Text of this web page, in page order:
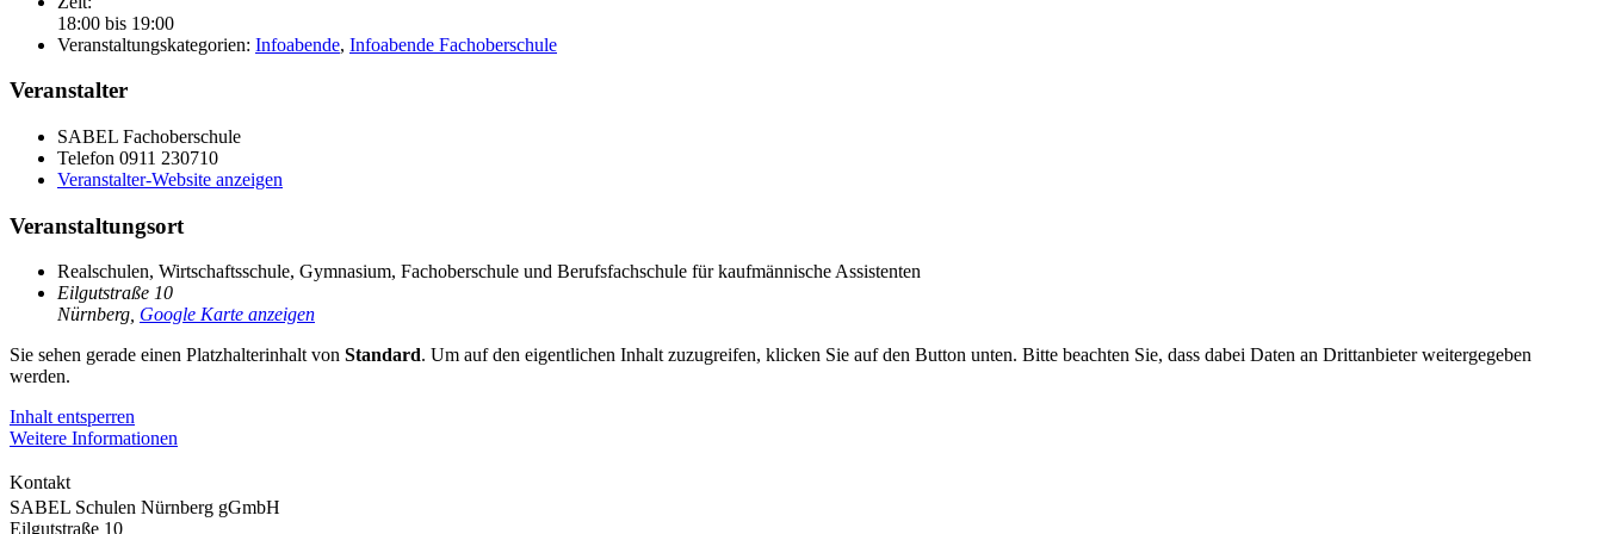
18:00 bis 19:00
Veranstaltungskategorien: Infoabende, Infoabende Fachoberschule
Veranstalter
SABEL Fachoberschule
Telefon 0911 230710
Veranstalter-Website anzeigen
Veranstaltungsort
Realschulen, Wirtschaftsschule, Gymnasium, Fachoberschule und Berufsfachschule für kaufmännische Assistenten
Eilgutstraße 10
Nürnberg, Google Karte anzeigen
Sie sehen gerade einen Platzhalterinhalt von Standard. Um auf den eigentlichen Inhalt zuzugreifen, klicken Sie auf den Button unten. Bitte beachten Sie, dass dabei Daten an Drittanbieter weitergegeben
werden.
Inhalt entsperren
Weitere Informationen
Kontakt
SABEL Schulen Nürnberg gGmbH
Eilgutstraße 10